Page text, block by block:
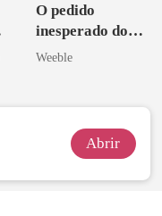
O pedido
inesperado do
meu chefe
Weeble
Abrir